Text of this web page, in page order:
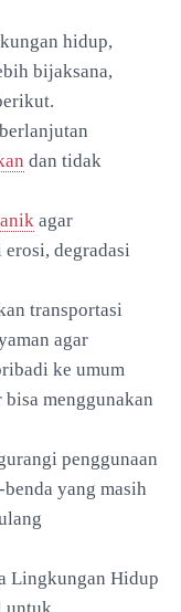
hidup,
bijaksana,
dan tidak
agar
degradasi
transportasi
agar
ke umum
menggunakan
penggunaan
yang masih
Lingkungan Hidup